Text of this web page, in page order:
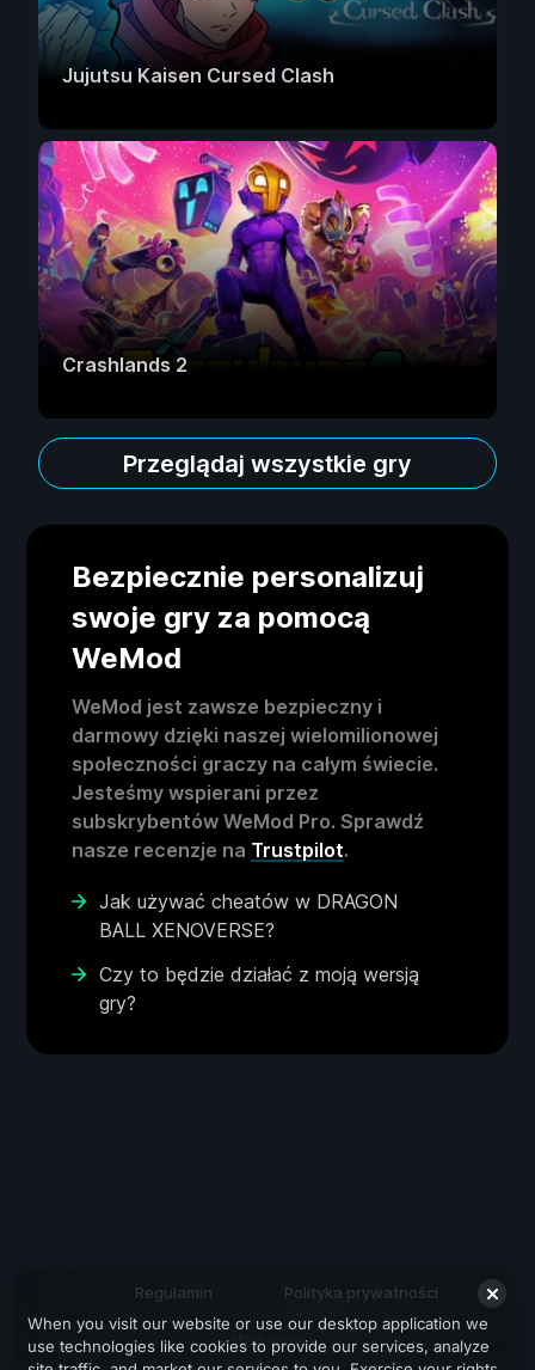
Jujutsu Kaisen Cursed Clash
Crashlands 2
Przeglądaj wszystkie gry
Bezpiecznie personalizuj
swoje gry za pomocą
WeMod
WeMod jest zawsze bezpieczny i
darmowy dzięki naszej wielomilionowej
społeczności graczy na całym świecie.
Jesteśmy wspierani przez
subskrybentów WeMod Pro. Sprawdź
nasze recenzje na Trustpilot.
Jak używać cheatów w DRAGON
BALL XENOVERSE?
Czy to będzie działać z moją wersją
gry?
Regulamin Polityka prywatności
Wsparcie
When you visit our website or use our desktop application we
use technologies like cookies to provide our services, analyze